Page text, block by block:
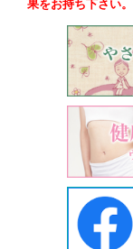
果をお持ち下さい。